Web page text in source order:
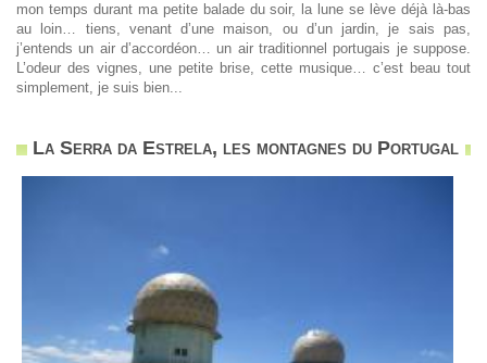
mon temps durant ma petite balade du soir, la lune se lève déjà là-bas
au loin… tiens, venant d’une maison, ou d’un jardin, je sais pas,
j’entends un air d’accordéon… un air traditionnel portugais je suppose.
L’odeur des vignes, une petite brise, cette musique… c’est beau tout
simplement, je suis bien...
La Serra da Estrela, les montagnes du Portugal